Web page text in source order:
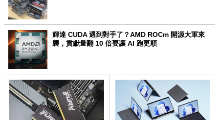
輝達 CUDA 遇到對手了？AMD ROCm 開源大軍來
襲，貢獻量翻 10 倍要讓 AI 跑更順